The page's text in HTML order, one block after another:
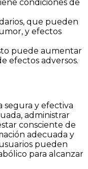
condiciones de
que pueden
y efectos
puede aumentar
efectos adversos.
segura y efectiva
administrar
consciente de
adecuada y
pueden
para alcanzar